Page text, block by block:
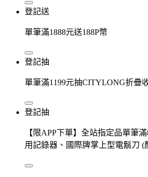
登記送
單筆滿1888元送188P幣
登記抽
單筆滿1199元抽CITYLONG折疊
登記抽
【限APP下單】全站指定品單筆
用記錄器、國際牌掌上型電鬍刀 (